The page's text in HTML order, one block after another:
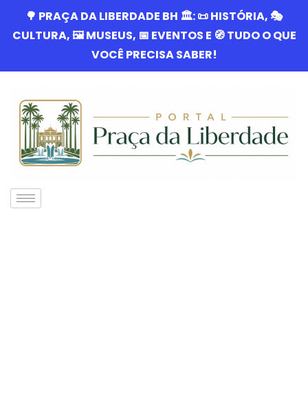
🌳 PRAÇA DA LIBERDADE BH 🏛️: 📜 HISTÓRIA, 🎭
CULTURA, 🖼️ MUSEUS, 📅 EVENTOS E 🧭 TUDO O QUE
VOCÊ PRECISA SABER!